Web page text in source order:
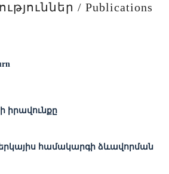
/ Publications
իրավունքը
համակարգի ձևավորման